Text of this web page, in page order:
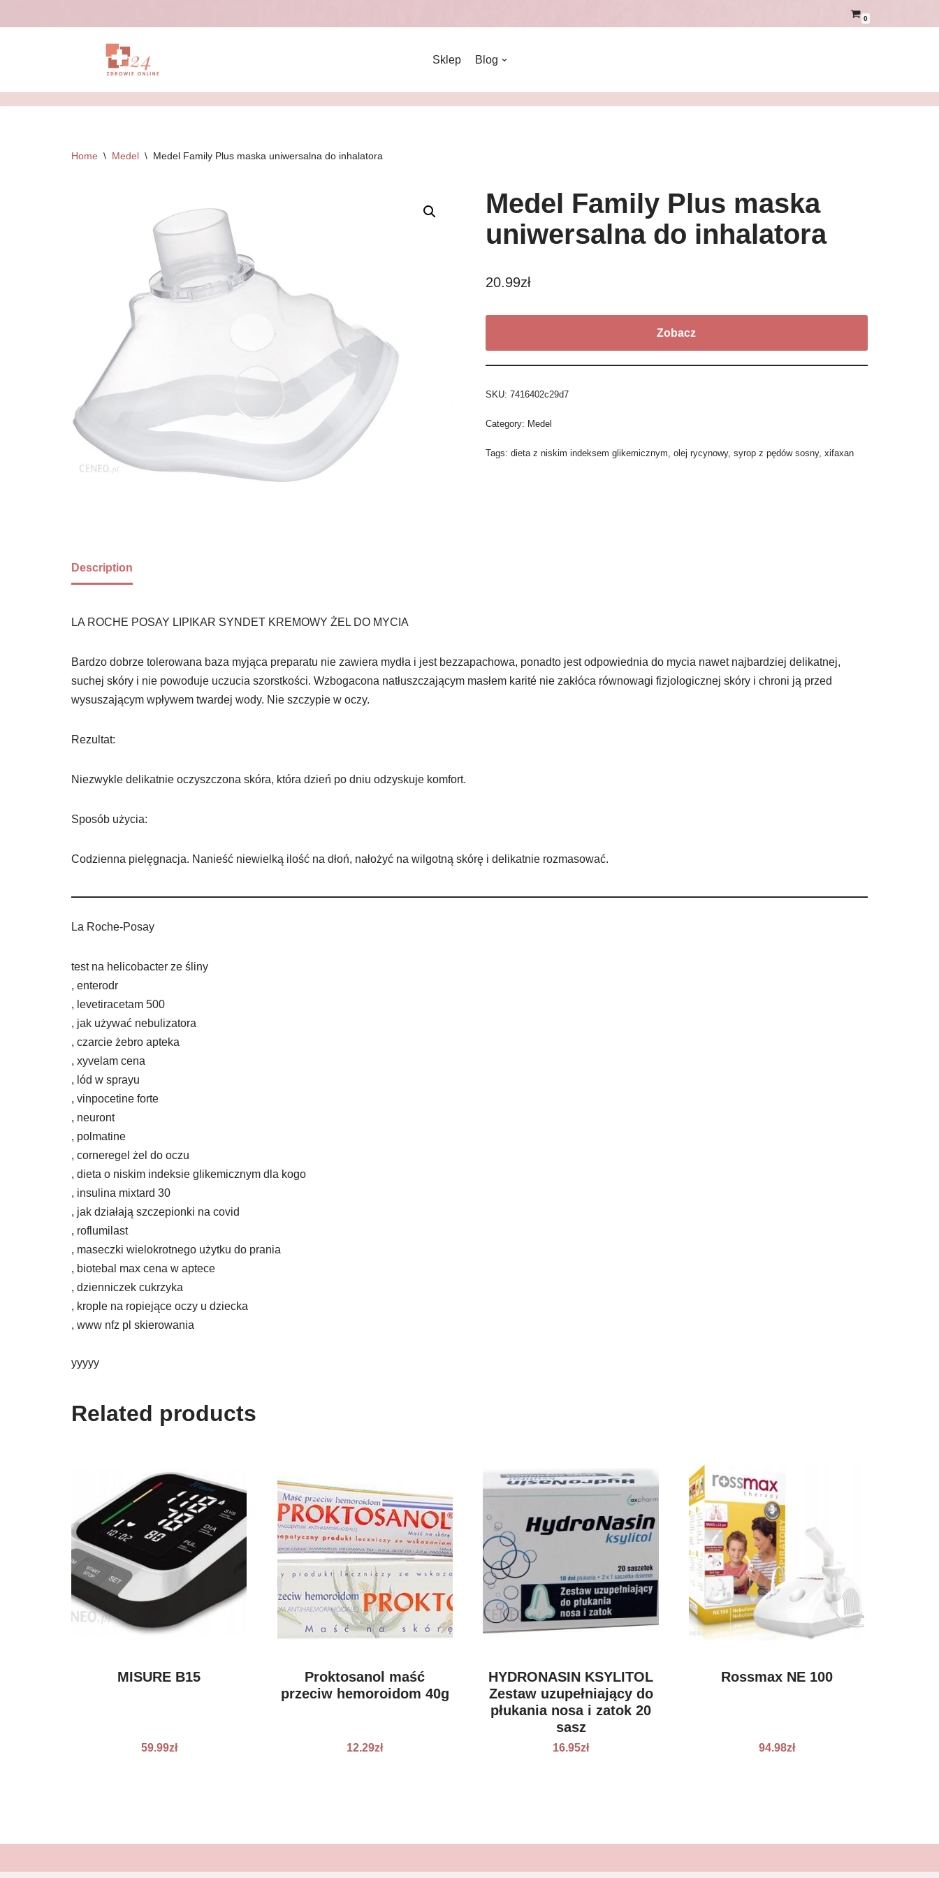
0
Sklep Blog
Home \ Medel \ Medel Family Plus maska uniwersalna do inhalatora
Medel Family Plus maska
uniwersalna do inhalatora
20.99zł
Zobacz
SKU: 7416402c29d7
Category: Medel
Tags: dieta z niskim indeksem glikemicznym, olej rycynowy, syrop z pędów sosny, xifaxan
Description
LA ROCHE POSAY LIPIKAR SYNDET KREMOWY ŻEL DO MYCIA
Bardzo dobrze tolerowana baza myjąca preparatu nie zawiera mydła i jest bezzapachowa, ponadto jest odpowiednia do mycia nawet najbardziej delikatnej,
suchej skóry i nie powoduje uczucia szorstkości. Wzbogacona natłuszczającym masłem karité nie zakłóca równowagi fizjologicznej skóry i chroni ją przed
wysuszającym wpływem twardej wody. Nie szczypie w oczy.
Rezultat:
Niezwykle delikatnie oczyszczona skóra, która dzień po dniu odzyskuje komfort.
Sposób użycia:
Codzienna pielęgnacja. Nanieść niewielką ilość na dłoń, nałożyć na wilgotną skórę i delikatnie rozmasować.
La Roche-Posay
test na helicobacter ze śliny
, enterodr
, levetiracetam 500
, jak używać nebulizatora
, czarcie żebro apteka
, xyvelam cena
, lód w sprayu
, vinpocetine forte
, neuront
, polmatine
, corneregel żel do oczu
, dieta o niskim indeksie glikemicznym dla kogo
, insulina mixtard 30
, jak działają szczepionki na covid
, roflumilast
, maseczki wielokrotnego użytku do prania
, biotebal max cena w aptece
, dzienniczek cukrzyka
, krople na ropiejące oczy u dziecka
, www nfz pl skierowania
yyyyy
Related products
MISURE B15
59.99zł
Proktosanol maść
przeciw hemoroidom 40g
12.29zł
HYDRONASIN KSYLITOL
Zestaw uzupełniający do
płukania nosa i zatok 20
sasz
16.95zł
Rossmax NE 100
94.98zł